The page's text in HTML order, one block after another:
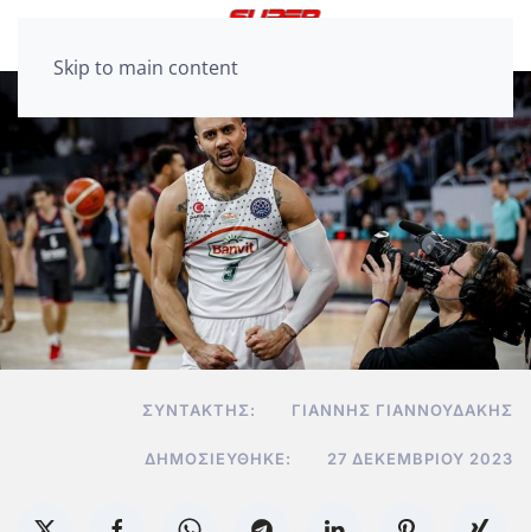
Skip to main content
ΣΥΝΤΆΚΤΗΣ: ΓΙΆΝΝΗΣ ΓΙΑΝΝΟΥΔΆΚΗΣ
ΔΗΜΟΣΙΕΎΘΗΚΕ: 27 ΔΕΚΕΜΒΡΊΟΥ 2023